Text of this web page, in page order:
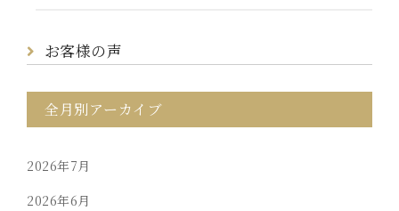
お客様の声
全月別アーカイブ
2026年7月
2026年6月